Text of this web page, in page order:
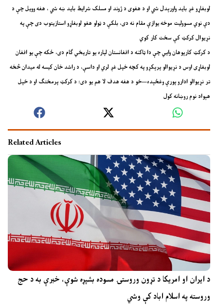
لوبغاړو غږ باید واورېدل شي او د هغوی د ژوند او مسلک شرایط باید ښه شي ، هغه وویل چې د
دې نوي مسوولیت موخه یوازې مقام نه دی، بلکې د ټولو هغو لوبغاړو استازیتوب دی چې په
نړیوال کرکټ کې سخت کار کوي
د کرکټ کارپوهان وایي چې دا ټاکنه د افغانستان لپاره یو تاریخي ګام دی، ځکه چې یو افغان
لوبغاړی اوس د نړیوالو پرېکړو په کچه خپل غږ لري او داسې، د راشد خان کیسه له میدان څخه
تر نړیوالو ادارو پورې وغځېده—خو د هغه هدف لا هم یو دی: د کرکټ پرمختګ او د خپل
هېواد نوم روښانه کول
Related Articles
د ایران او امریکا د تړون وروستۍ مسوده بشپړه شوې، خبرې به د حج
وروسته په اسلام اباد کې وشي